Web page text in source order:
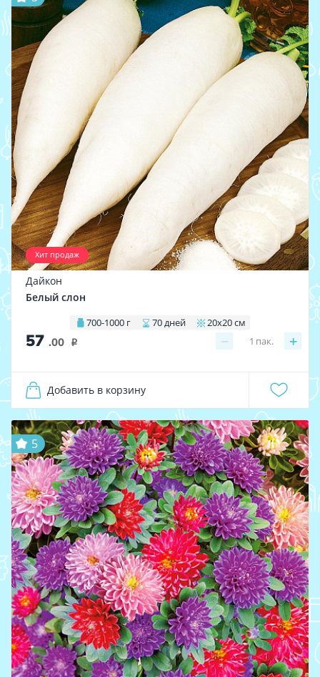
Хит продаж
Дайкон
Белый слон
700-1000 г 70 дней 20х20 см
57 .00 i − +
1 пак.
Добавить в корзину
5